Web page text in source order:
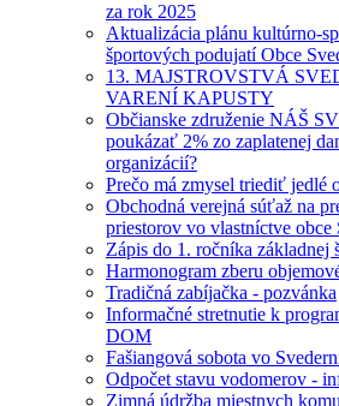
za rok 2025
Aktualizácia plánu kultúrno-
športových podujatí Obce
13. MAJSTROVSTVÁ
VARENÍ KAPUSTY
Občianske združenie NÁŠ
poukázať 2% zo zaplatenej
organizácií?
Prečo má zmysel triediť jedlé
Obchodná verejná súťaž na
priestorov vo vlastníctve obce
Zápis do 1. ročníka základnej
Harmonogram zberu
Tradičná zabíjačka - pozvánka
Informačné stretnutie k
DOM
Fašiangová sobota vo
Odpočet stavu vodomerov -
Zimná údržba miestnych